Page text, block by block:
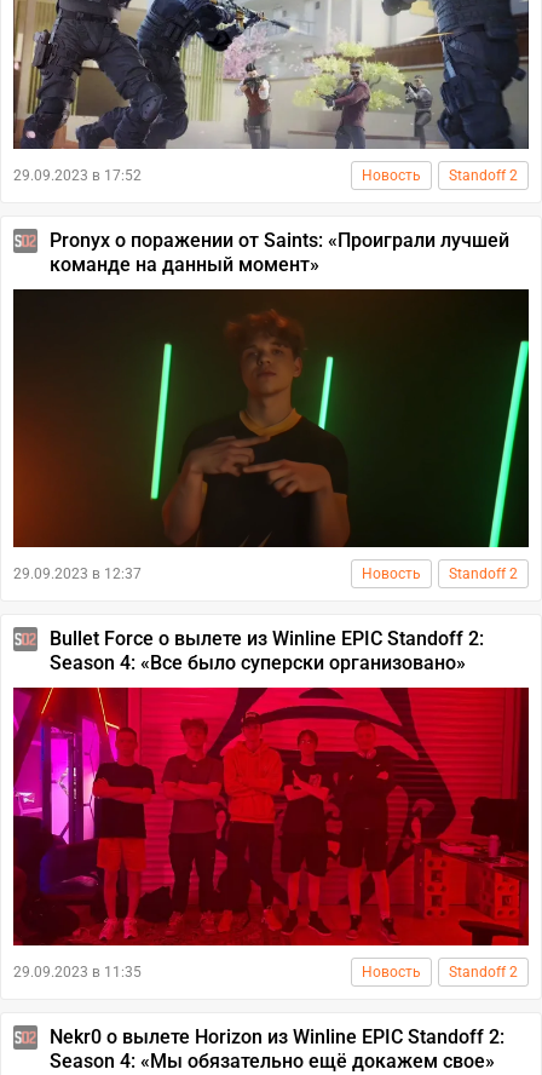
29.09.2023 в 17:52 Новость Standoff 2
Pronyx о поражении от Saints: «Проиграли лучшей
команде на данный момент»
29.09.2023 в 12:37 Новость Standoff 2
Bullet Force о вылете из Winline EPIC Standoff 2:
Season 4: «Все было суперски организовано»
29.09.2023 в 11:35 Новость Standoff 2
Nekr0 о вылете Horizon из Winline EPIC Standoff 2:
Season 4: «Мы обязательно ещё докажем свое»